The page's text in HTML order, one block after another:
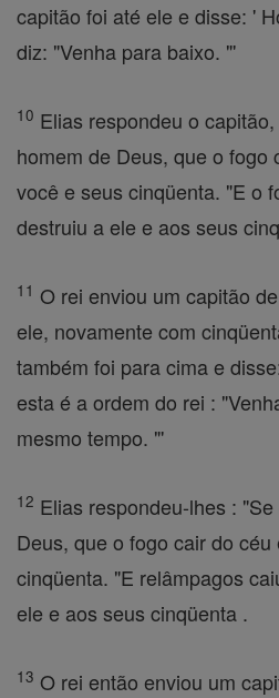
capitão foi até ele e disse: '
diz: "Venha para baixo. "'
10 Elias respondeu o
homem de Deus, que o fogo
você e seus cinqüenta. "E o
destruiu a ele e aos seus
11 O rei enviou um capitão
ele, novamente com
também foi para cima e
esta é a ordem do rei :
mesmo tempo. "'
12 Elias respondeu-lhes :
Deus, que o fogo cair do
cinqüenta. "E relâmpagos
ele e aos seus cinqüenta .
13 O rei então enviou um